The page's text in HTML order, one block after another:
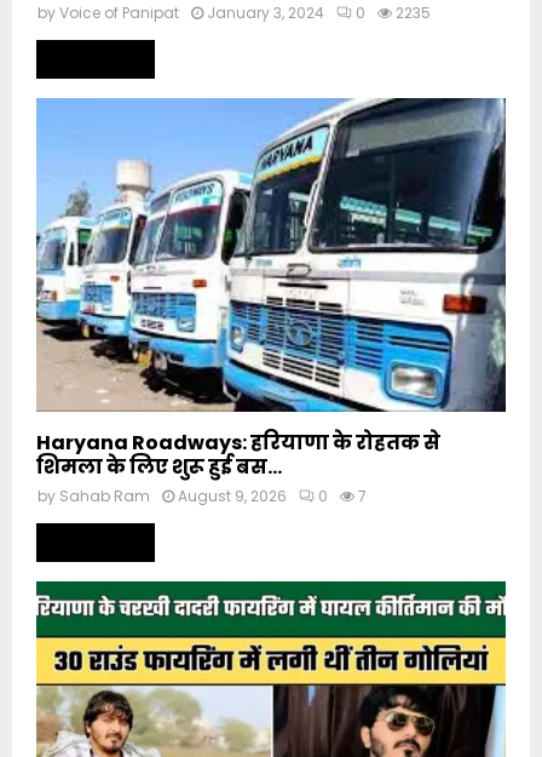
byVoice of Panipat January 3, 2024 0 2235
Haryana Roadways: हरियाणा के रोहतक से
शिमला के लिए शुरू हुई बस...
by Sahab Ram August 9, 2026 0 7